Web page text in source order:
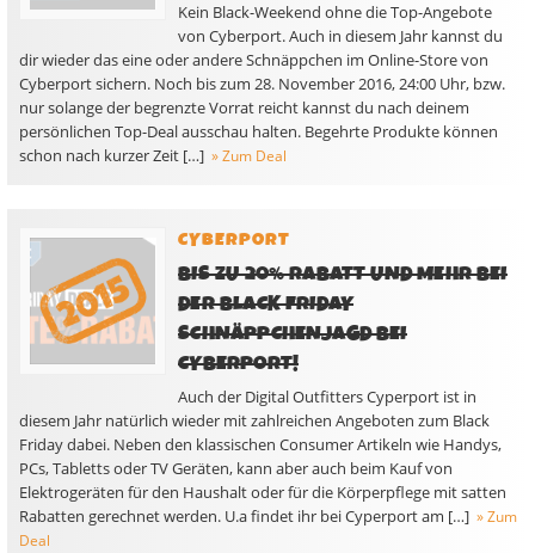
Kein Black-Weekend ohne die Top-Angebote
von Cyberport. Auch in diesem Jahr kannst du
dir wieder das eine oder andere Schnäppchen im Online-Store von
Cyberport sichern. Noch bis zum 28. November 2016, 24:00 Uhr, bzw.
nur solange der begrenzte Vorrat reicht kannst du nach deinem
persönlichen Top-Deal ausschau halten. Begehrte Produkte können
schon nach kurzer Zeit […] » Zum Deal
CYBERPORT
BIS ZU 20% RABATT UND MEHR BEI
DER BLACK FRIDAY
SCHNÄPPCHENJAGD BEI
CYBERPORT!
Auch der Digital Outfitters Cyperport ist in
diesem Jahr natürlich wieder mit zahlreichen Angeboten zum Black
Friday dabei. Neben den klassischen Consumer Artikeln wie Handys,
PCs, Tabletts oder TV Geräten, kann aber auch beim Kauf von
Elektrogeräten für den Haushalt oder für die Körperpflege mit satten
Rabatten gerechnet werden. U.a findet ihr bei Cyperport am […] » Zum
Deal